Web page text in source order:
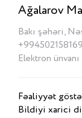
Ağalarov
Bakı şəhəri,
+994502158169
Elektron
Fəaliyyət
Bildiyi xarici